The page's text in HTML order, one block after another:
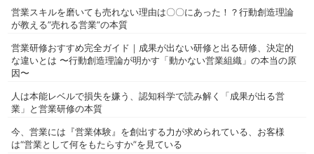
営業スキルを磨いても売れない理由は〇〇にあった！？行動創造理論
が教える”売れる営業”の本質
営業研修おすすめ完全ガイド｜成果が出ない研修と出る研修、決定的
な違いとは 〜行動創造理論が明かす「動かない営業組織」の本当の原
因〜
人は本能レベルで損失を嫌う、認知科学で読み解く「成果が出る営
業」と営業研修の本質
今、営業には『営業体験』を創出する力が求められている、お客様
は“営業として何をもたらすか”を見ている